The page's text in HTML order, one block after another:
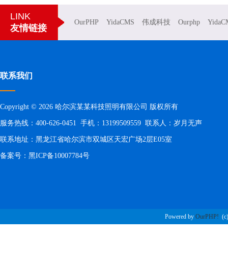
LINK
友情链接
OurPHP YidaCMS 伟成科技 Ourphp
联系我们
Copyright © 2026 哈尔滨某某科技照明有限公司 版权所有
服务热线：400-626-0451 手机：13199509559 联系人：岁月无声
联系地址：黑龙江省哈尔滨市双城区天宏广场2层E05室
备案号： 黑ICP备10007784号
Powered by OurPHP!